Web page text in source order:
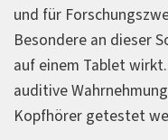
und für
Besondere an dieser
auf einem Tablet
auditive
Kopfhörer getestet